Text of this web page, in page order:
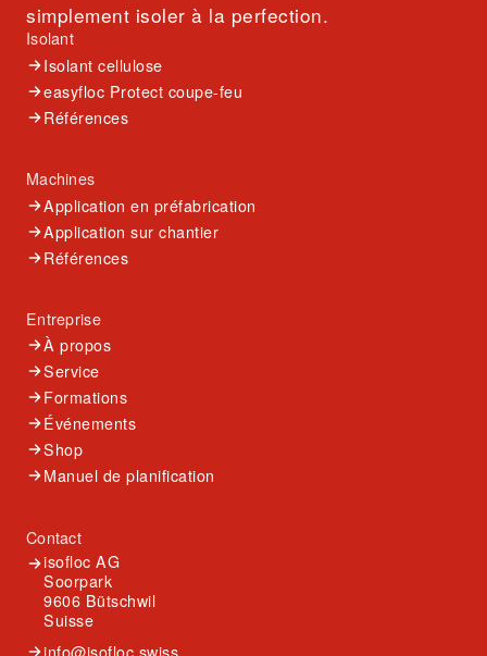
simplement isoler à la perfection.
Isolant
Isolant cellulose
easyfloc Protect coupe-feu
Références
Machines
Application en préfabrication
Application sur chantier
Références
Entreprise
À propos
Service
Formations
Événements
Shop
Manuel de planification
Contact
isofloc AG
Soorpark
9606 Bütschwil
Suisse
info@isofloc.swiss